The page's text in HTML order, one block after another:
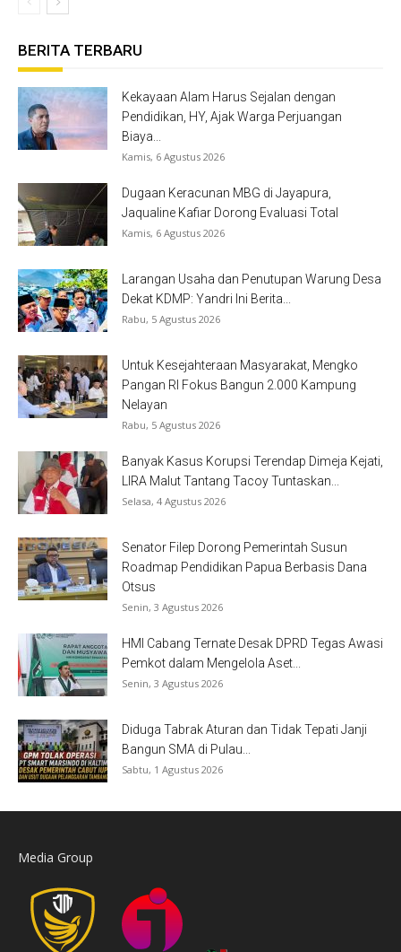
BERITA TERBARU
Kekayaan Alam Harus Sejalan dengan
Pendidikan, HY, Ajak Warga Perjuangan
Biaya...
Kamis, 6 Agustus 2026
Dugaan Keracunan MBG di Jayapura,
Jaqualine Kafiar Dorong Evaluasi Total
Kamis, 6 Agustus 2026
Larangan Usaha dan Penutupan Warung Desa
Dekat KDMP: Yandri Ini Berita...
Rabu, 5 Agustus 2026
Untuk Kesejahteraan Masyarakat, Mengko
Pangan RI Fokus Bangun 2.000 Kampung
Nelayan
Rabu, 5 Agustus 2026
Banyak Kasus Korupsi Terendap Dimeja Kejati,
LIRA Malut Tantang Tacoy Tuntaskan...
Selasa, 4 Agustus 2026
Senator Filep Dorong Pemerintah Susun
Roadmap Pendidikan Papua Berbasis Dana
Otsus
Senin, 3 Agustus 2026
HMI Cabang Ternate Desak DPRD Tegas Awasi
Pemkot dalam Mengelola Aset...
Senin, 3 Agustus 2026
Diduga Tabrak Aturan dan Tidak Tepati Janji
Bangun SMA di Pulau...
Sabtu, 1 Agustus 2026
Media Group